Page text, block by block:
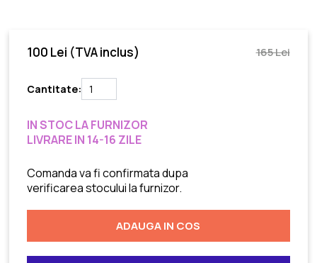
100 Lei (TVA inclus) 165 Lei
Cantitate:
IN STOC LA FURNIZOR
LIVRARE IN 14-16 ZILE
Comanda va fi confirmata dupa
verificarea stocului la furnizor.
ADAUGA IN COS